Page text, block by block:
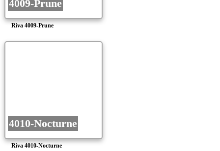
Riva 4009-Prune
4009-Prune
Riva 4010-Nocturne
4010-Nocturne